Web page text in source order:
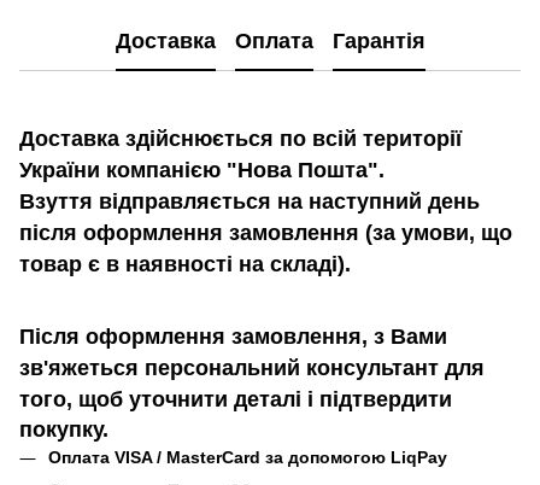
Доставка Оплата Гарантія
Доставка здійснюється по всій території
України компанією "Нова Пошта".
Взуття відправляється на наступний день
після оформлення замовлення (за умови, що
товар є в наявності на складі).
Після оформлення замовлення, з Вами
зв'яжеться персональний консультант для
того, щоб уточнити деталі і підтвердити
покупку.
Оплата VISA / MasterCard за допомогою LiqPay